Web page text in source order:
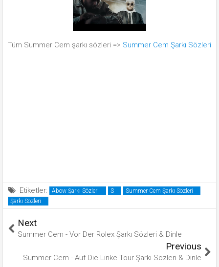
Tüm Summer Cem şarkı sözleri => Summer Cem Şarkı Sözleri
Etiketler: Abow Şarkı Sözleri S
Summer Cem Şarkı Sözleri
Şarkı Sözleri
Next
Summer Cem - Vor Der Rolex Şarkı Sözleri & Dinle
Previous
Summer Cem - Auf Die Linke Tour Şarkı Sözleri & Dinle